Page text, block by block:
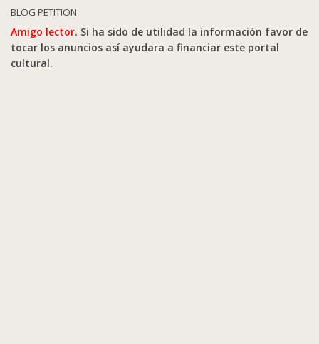
BLOG PETITION
Amigo lector. Si ha sido de utilidad la información favor de
tocar los anuncios así ayudara a financiar este portal
cultural.